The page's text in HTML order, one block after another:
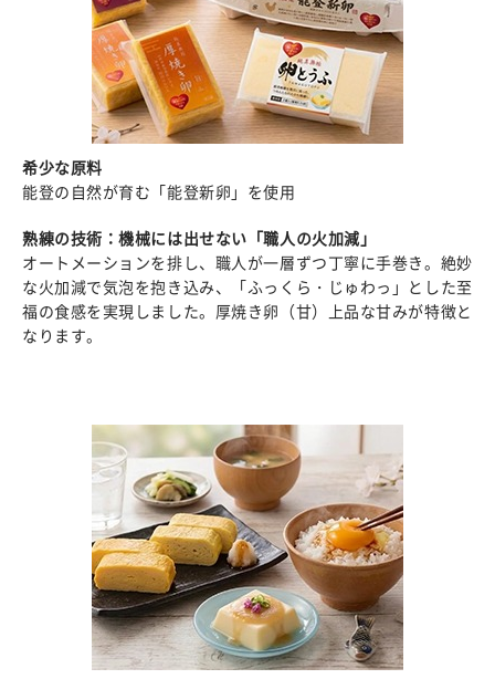
希少な原料
能登の自然が育む「能登新卵」を使用
熟練の技術：機械には出せない「職人の火加減」
オートメーションを排し、職人が一層ずつ丁寧に手巻き。絶妙
な火加減で気泡を抱き込み、「ふっくら・じゅわっ」とした至
福の食感を実現しました。厚焼き卵（甘）上品な甘みが特徴と
なります。